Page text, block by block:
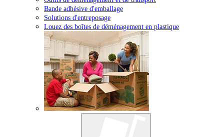
Bande adhésive d'emballage
Solutions d'entreposage
Louez des boîtes de déménagement en plastique